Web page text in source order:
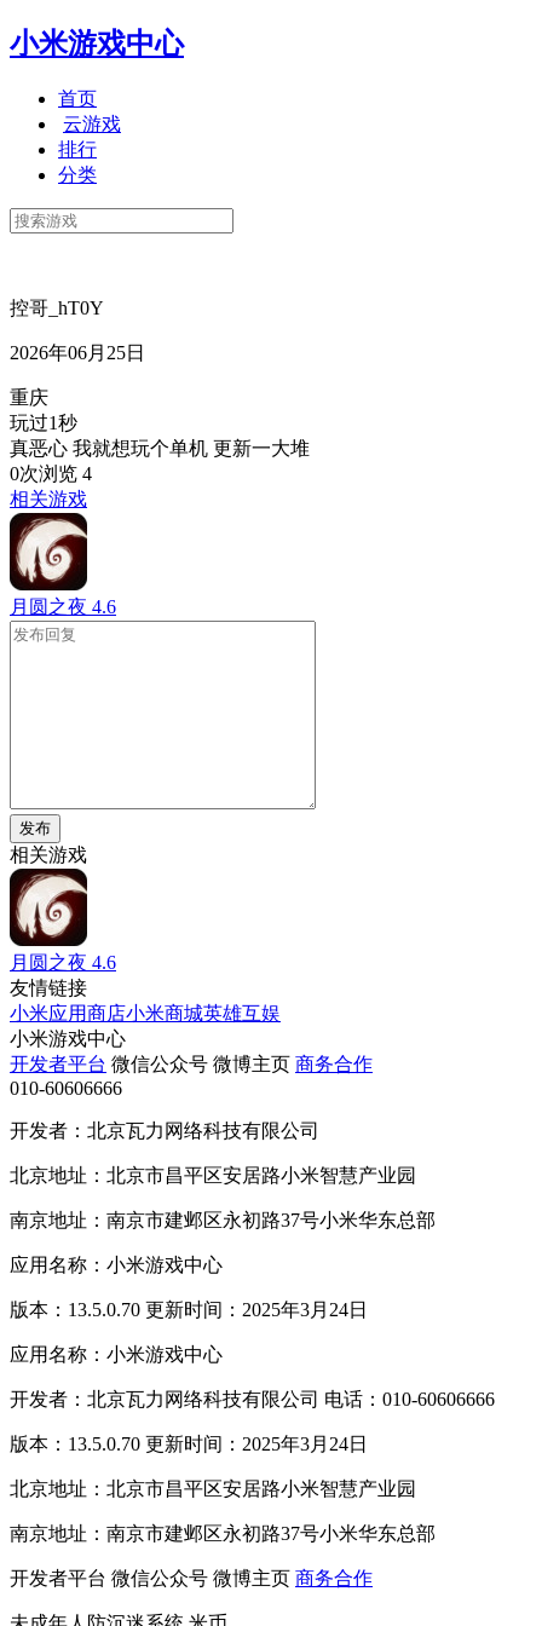
小米游戏中心
首页
云游戏
排行
分类
控哥_hT0Y
2026年06月25日
重庆
玩过1秒
真恶心 我就想玩个单机 更新一大堆
0次浏览 4
相关游戏
月圆之夜 4.6
发布
相关游戏
月圆之夜 4.6
友情链接
小米应用商店小米商城英雄互娱
小米游戏中心
开发者平台 微信公众号 微博主页 商务合作
010-60606666
开发者：北京瓦力网络科技有限公司
北京地址：北京市昌平区安居路小米智慧产业园
南京地址：南京市建邺区永初路37号小米华东总部
应用名称：小米游戏中心
版本：13.5.0.70 更新时间：2025年3月24日
应用名称：小米游戏中心
开发者：北京瓦力网络科技有限公司 电话：010-60606666
版本：13.5.0.70 更新时间：2025年3月24日
北京地址：北京市昌平区安居路小米智慧产业园
南京地址：南京市建邺区永初路37号小米华东总部
开发者平台 微信公众号 微博主页 商务合作